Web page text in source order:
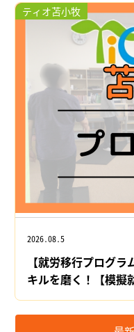
ティオ苫小牧
2026.08.5
【就労移行プログ
キルを磨く！【模擬